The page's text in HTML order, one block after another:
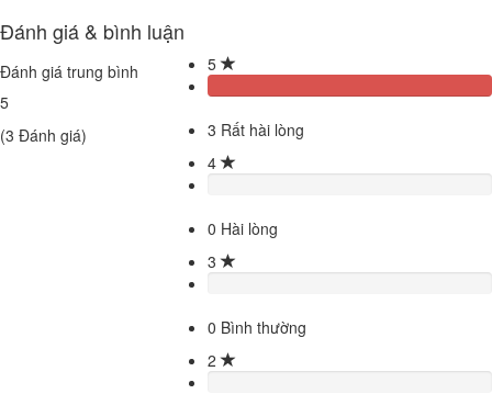
Đánh giá & bình luận
Đánh giá trung bình
5
(3 Đánh giá)
5
3 Rất hài lòng
4
0 Hài lòng
3
0 Bình thường
2